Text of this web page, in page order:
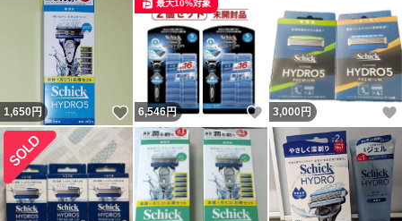
1,650円 いいね！
6,546円 いいね！
最大10%対象
3,000 円